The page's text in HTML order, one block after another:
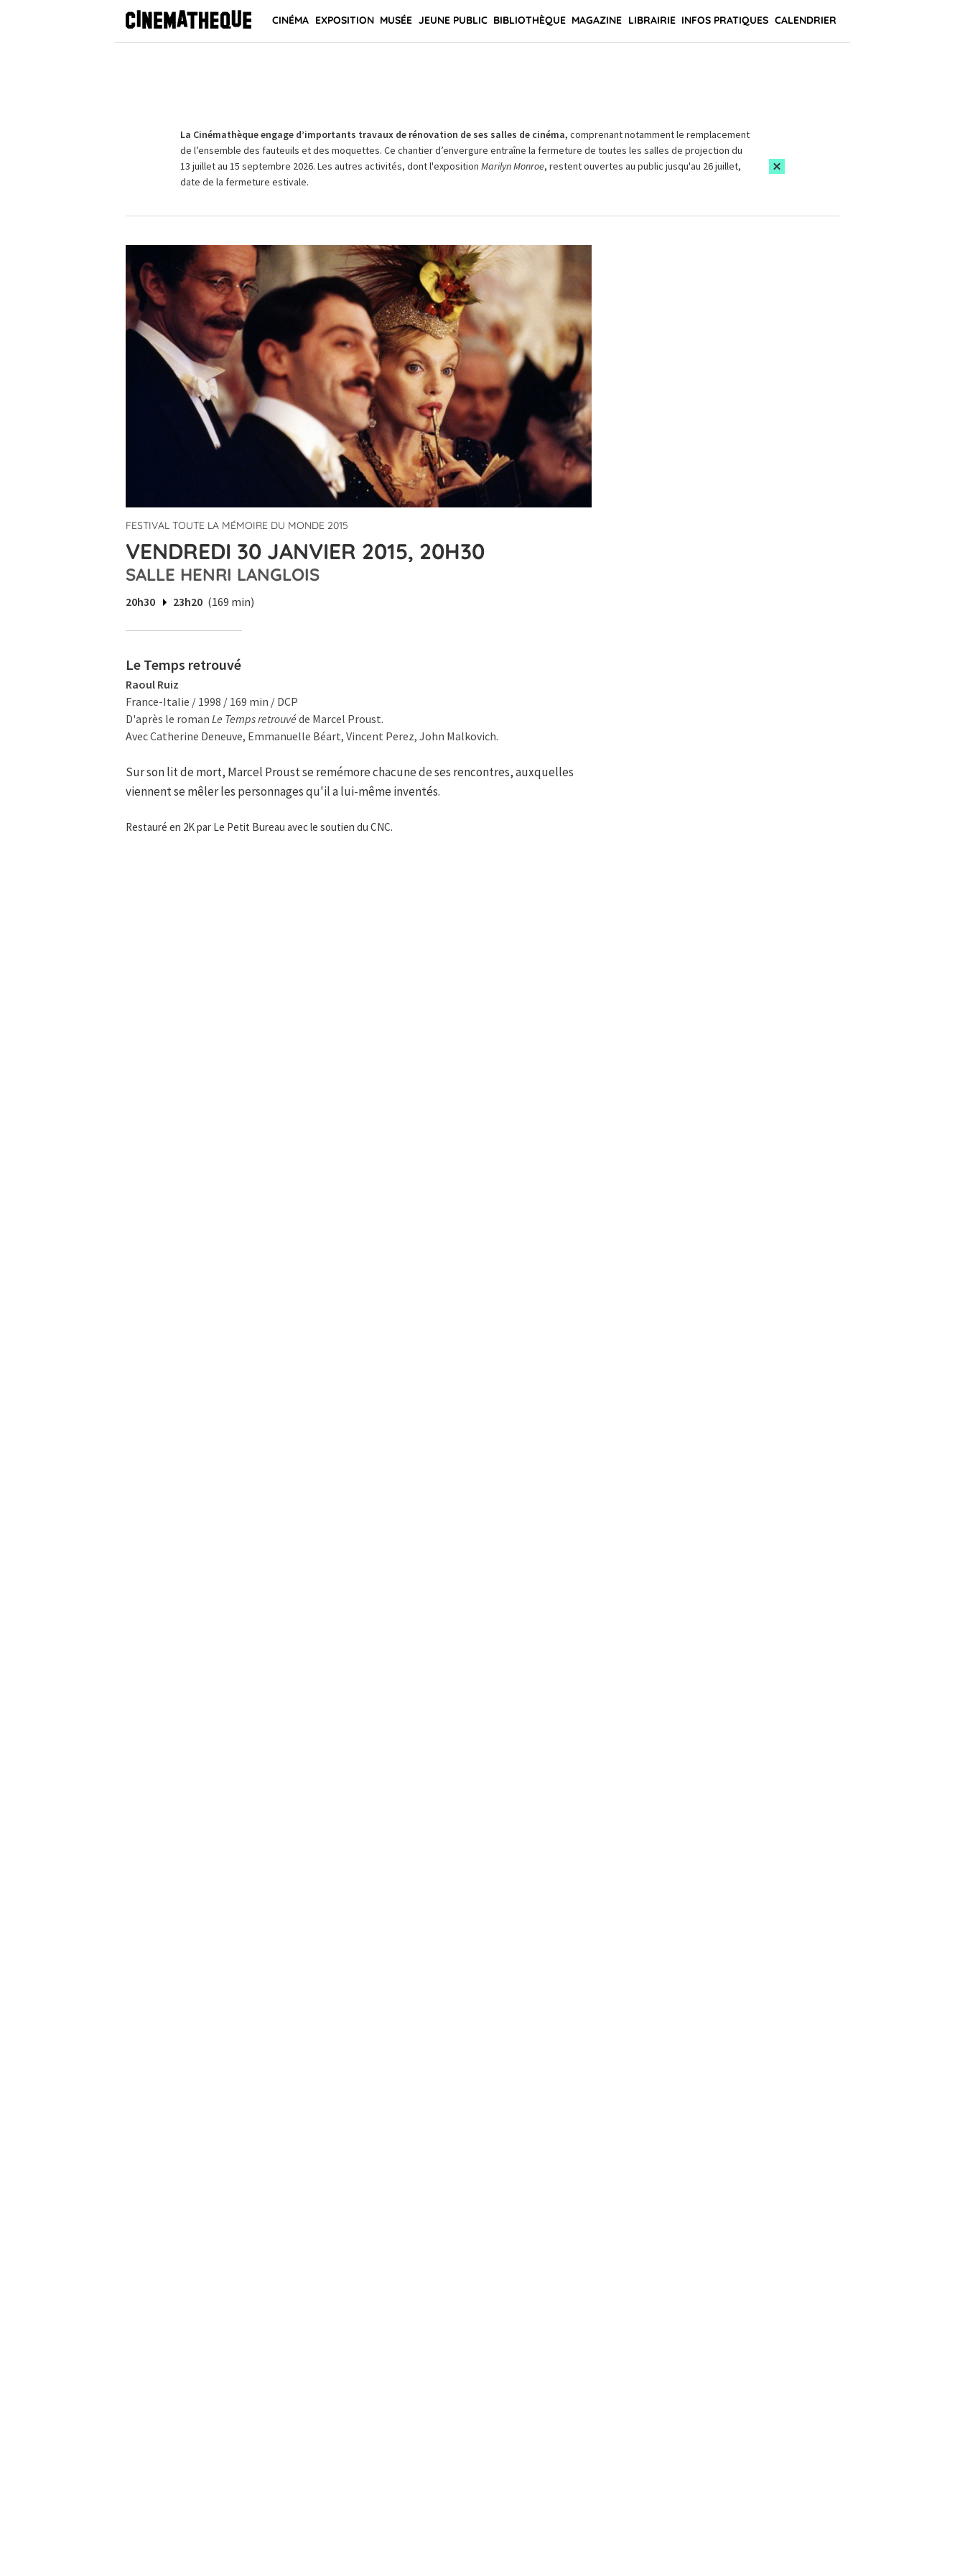
CINÉMA EXPOSITION MUSÉE JEUNE PUBLIC BIBLIOTHÈQUE MAGAZINE LIBRAIRIE INFOS PRATIQUES CALENDRIER
La Cinémathèque engage d’importants travaux de rénovation de ses salles de cinéma, comprenant notamment le remplacement
de l’ensemble des fauteuils et des moquettes. Ce chantier d’envergure entraîne la fermeture de toutes les salles de projection du
13 juillet au 15 septembre 2026. Les autres activités, dont l'exposition Marilyn Monroe, restent ouvertes au public jusqu'au 26 juillet,
date de la fermeture estivale.
FESTIVAL TOUTE LA MÉMOIRE DU MONDE 2015
VENDREDI 30 JANVIER 2015, 20H30
SALLE HENRI LANGLOIS
20h30 23h20 (169 min)
Le Temps retrouvé
Raoul Ruiz
France-Italie / 1998 / 169 min / DCP
D'après le roman Le Temps retrouvéde Marcel Proust.
Avec Catherine Deneuve, Emmanuelle Béart, Vincent Perez, John Malkovich.
Sur son lit de mort, Marcel Proust se remémore chacune de ses rencontres, auxquelles
viennent se mêler les personnages qu'il a lui-même inventés.
Restauré en 2K par Le Petit Bureau avec le soutien du CNC.